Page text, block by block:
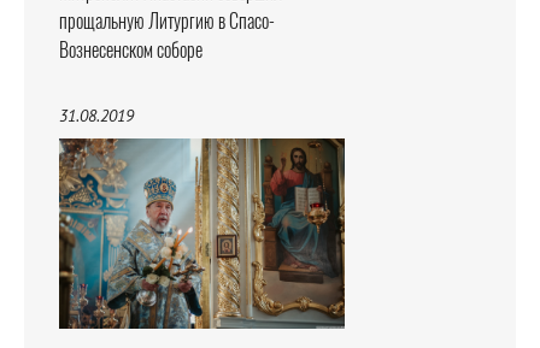
прощальную Литургию в Спасо-
Вознесенском соборе
31.08.2019